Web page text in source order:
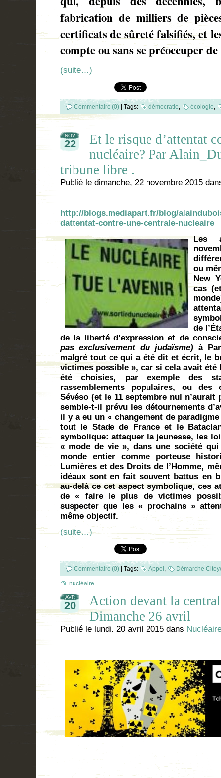
fabrication de milliers de
certificats de sûreté falsifiés, et
compte ou sans se préoccuper
(suite…)
Commentaire (0) | Tags: démocratie écologie
NOV
22
Et le risque d’attentat
nucléaire? Par
tribune libre .
Publié le dimanche, 22 novembre 2015
http://blogs.mediapart.fr/blog/
dattentat-contre-une-centrale-nucleaire
Les
ou
New
cas
de
de la liberté d’expression et de
pas exclusivement du judaïsme)à
malgré tout ce qui a été dit et écrit, le
victimes possible », car si cela avait été
été choisies, par exemple des
rassemblements populaires, ou
Sévéso (et le 11 septembre nul n’aurait
semble-t-il prévu les détournements
il y a eu un « changement de
tout le Stade de France et le
symbolique: attaquer la jeunesse, les
« mode de vie », dans une société
monde entier comme porteuse
Lumières et des Droits de l’Homme,
idéaux sont en fait souvent battus en
au-delà ce cet aspect symbolique, ces
de « faire le plus de victimes
suspecter que les « prochains »
même objectif.
(suite…)
Commentaire (0) | Tags: Appel Démarche
nucléaire
AVR
20
Action devant la
Dimanche 26 avril
Publié le lundi, 20 avril 2015 dans Nucléaire